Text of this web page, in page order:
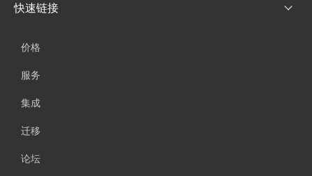
快速链接
价格
服务
集成
迁移
论坛